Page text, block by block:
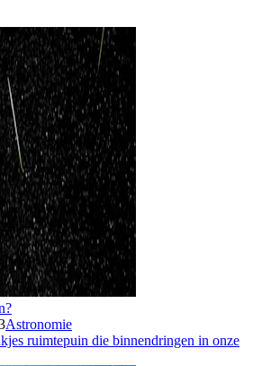
Astronomie
ruimtepuin die binnendringen in onze